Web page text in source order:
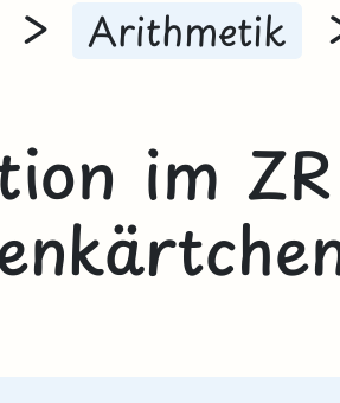
> Arithmetik
im